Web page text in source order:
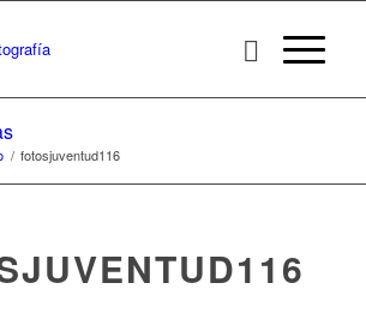
/ fotosjuventud116